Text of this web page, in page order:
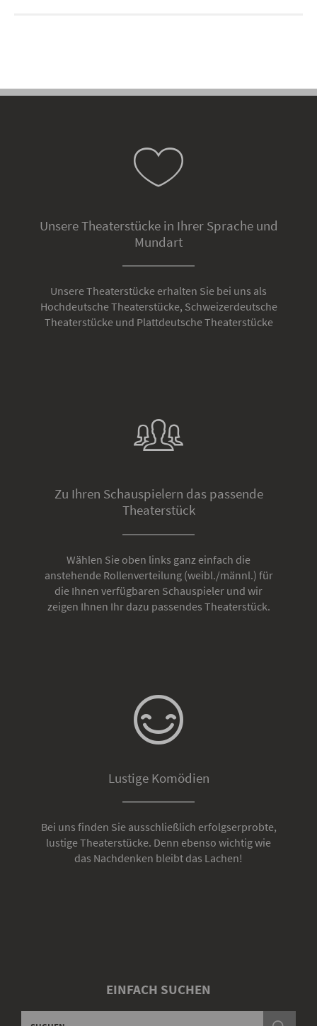
Unsere Theaterstücke in Ihrer Sprache und
Mundart
Unsere Theaterstücke erhalten Sie bei uns als
Hochdeutsche Theaterstücke, Schweizerdeutsche
Theaterstücke und Plattdeutsche Theaterstücke
Zu Ihren Schauspielern das passende
Theaterstück
Wählen Sie oben links ganz einfach die
anstehende Rollenverteilung (weibl./männl.) für
die Ihnen verfügbaren Schauspieler und wir
zeigen Ihnen Ihr dazu passendes Theaterstück.
Lustige Komödien
Bei uns finden Sie ausschließlich erfolgserprobte,
lustige Theaterstücke. Denn ebenso wichtig wie
das Nachdenken bleibt das Lachen!
EINFACH SUCHEN